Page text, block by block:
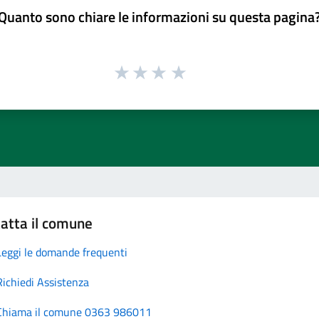
sono chiare le informazioni su questa
il comune
le domande frequenti
Assistenza
il comune 0363 986011